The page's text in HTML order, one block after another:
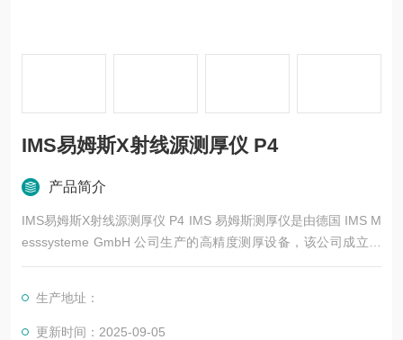
IMS易姆斯X射线源测厚仪 P4
产品简介
IMS易姆斯X射线源测厚仪 P4 IMS 易姆斯测厚仪是由德国 IMS M
esssysteme GmbH 公司生产的高精度测厚设备，该公司成立于
1980 年，在同位素测量、X 射线测量和光学测量等领域具有丰富
生产地址：
更新时间：2025-09-05